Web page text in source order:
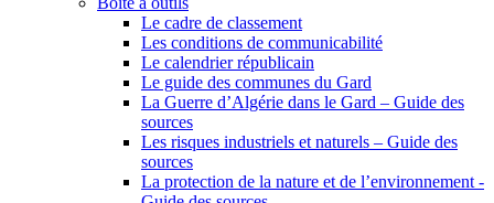
Le cadre de classement
Les conditions de communicabilité
Le calendrier républicain
Le guide des communes du Gard
La Guerre d’Algérie dans le Gard – Guide des
sources
Les risques industriels et naturels – Guide des
sources
La protection de la nature et de l’environnement -